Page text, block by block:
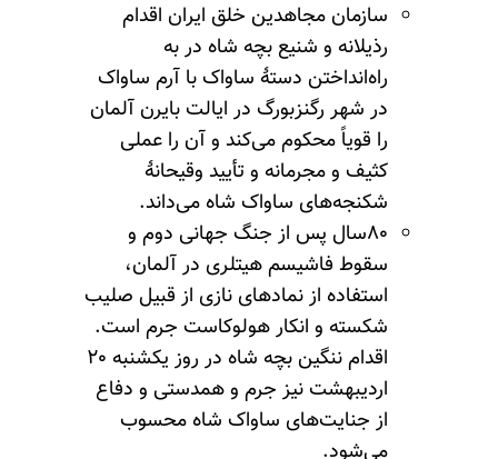
سازمان مجاهدین خلق ایران اقدام
رذیلانه و شنیع بچه شاه در به
راه‌انداختن دستهٔ ساواک با آرم ساواک
در شهر رگنزبورگ در ایالت بایرن آلمان
را قویاً محکوم می‌کند و آن را عملی
کثیف و مجرمانه و تأیید وقیحانهٔ
شکنجه‌های ساواک شاه می‌داند.
۸۰سال پس از جنگ جهانی دوم و
سقوط فاشیسم هیتلری در آلمان،
استفاده از نمادهای نازی از قبیل صلیب
شکسته و انکار هولوکاست جرم است.
اقدام ننگین بچه شاه در روز یکشنبه ۲۰
اردیبهشت نیز جرم و همدستی و دفاع
از جنایت‌های ساواک شاه محسوب
می‌شود.